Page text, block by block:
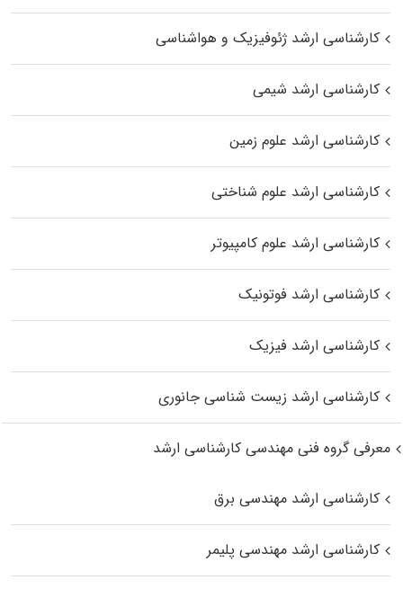
کارشناسی ارشد ژئوفیزیک و هواشناسی
کارشناسی ارشد شیمی
کارشناسی ارشد علوم زمین
کارشناسی ارشد علوم شناختی
کارشناسی ارشد علوم کامپیوتر
کارشناسی ارشد فوتونیک
کارشناسی ارشد فیزیک
کارشناسی ارشد زیست‌ شناسی جانوری
معرفی گروه فنی مهندسی کارشناسی ارشد
کارشناسی ارشد مهندسی برق
کارشناسی ارشد مهندسی پلیمر